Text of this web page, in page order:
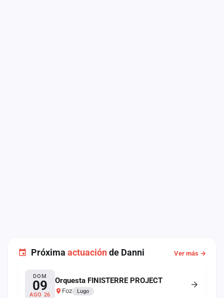
Próxima actuaciónde Danni Ver más →
DOM
09
AGO 26
Orquesta FINISTERRE PROJECT
Foz Lugo